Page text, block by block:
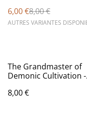
6,00 €8,00 €
AUTRES VARIANTES
The Grandmaster of
Demonic Cultivation -
8,00 €